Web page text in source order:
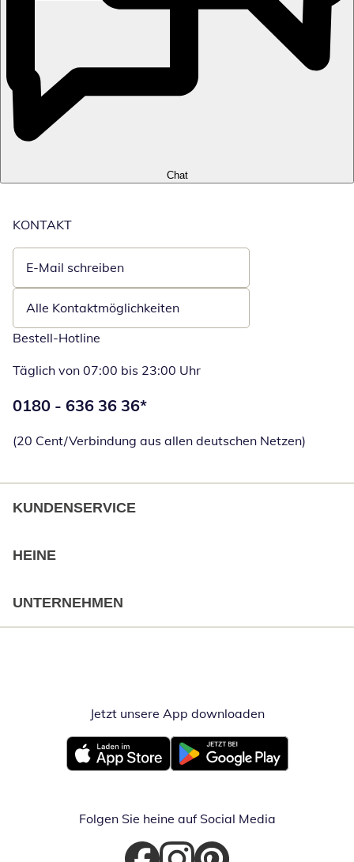
Chat
KONTAKT
E-Mail schreiben
Öffnet E-Mail-Client
Alle Kontaktmöglichkeiten
Bestell-Hotline
Täglich von 07:00 bis 23:00 Uhr
Telefonnummer:
0180 - 636 36 36*
(20 Cent/Verbindung aus allen deutschen Netzen)
KUNDENSERVICE
HEINE
UNTERNEHMEN
Jetzt unsere App downloadenÖffnet in
Öffnet in neuem FensterÖffnet in neuem Fenster
Folgen Sie heine auf Social Media